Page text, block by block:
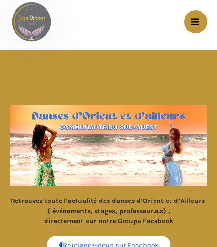
Retrouvez toute l’actualité des danses d’Orient et d’Ailleurs
( événements, stages, professeur.e.s) ,
directement sur notre Groupe Facebook
Rejoignez-nous sur Facebook